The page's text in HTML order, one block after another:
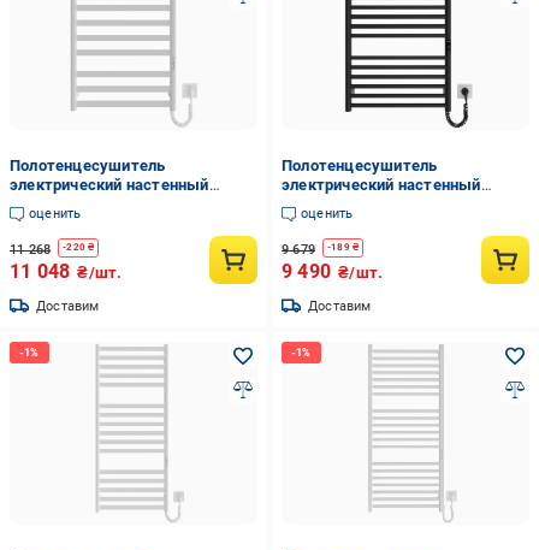
Полотенцесушитель
электрический настенный
HYGGE FAMILY York 770х530х80
мм Белый (35111460)
оценить
11 268 -220 ₴
11 048 ₴/шт.
Доставим
Полотенцесушитель
электрический настенный
HYGGE FAMILY Greenwich
770х530х80 мм Черный
(35111348)
оценить
9 679 -189₴
9 490 ₴/шт.
Доставим